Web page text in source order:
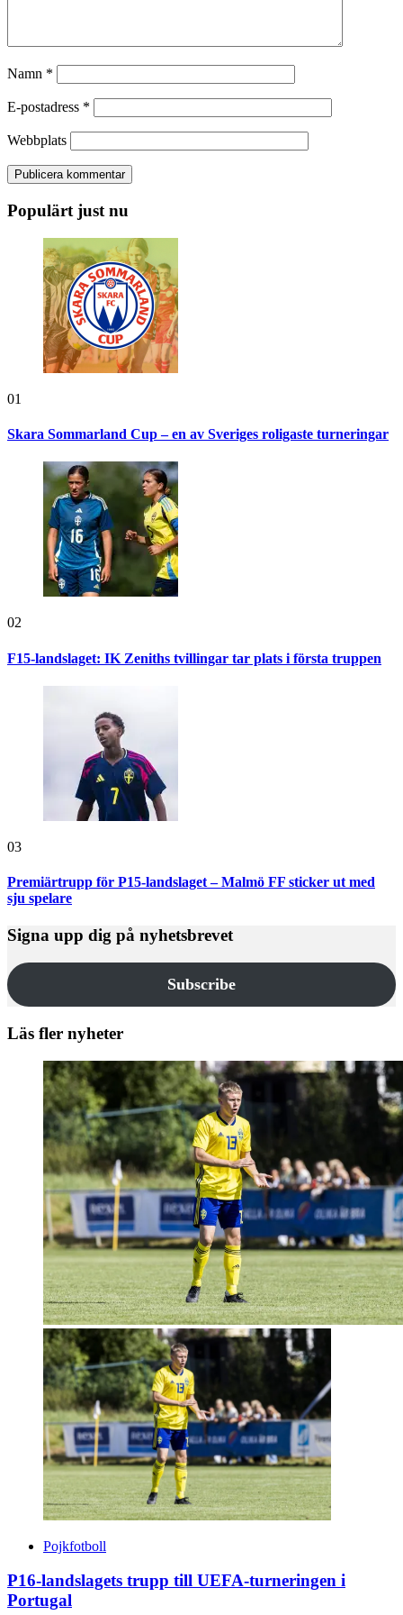
Namn *
E-postadress *
Webbplats
Populärt just nu
01
Skara Sommarland Cup – en av Sveriges roligaste turneringar
02
F15-landslaget: IK Zeniths tvillingar tar plats i första truppen
03
Premiärtrupp för P15-landslaget – Malmö FF sticker ut med
sju spelare
Signa upp dig på nyhetsbrevet
Subscribe
Läs fler nyheter
Pojkfotboll
P16-landslagets trupp till UEFA-turneringen i
Portugal